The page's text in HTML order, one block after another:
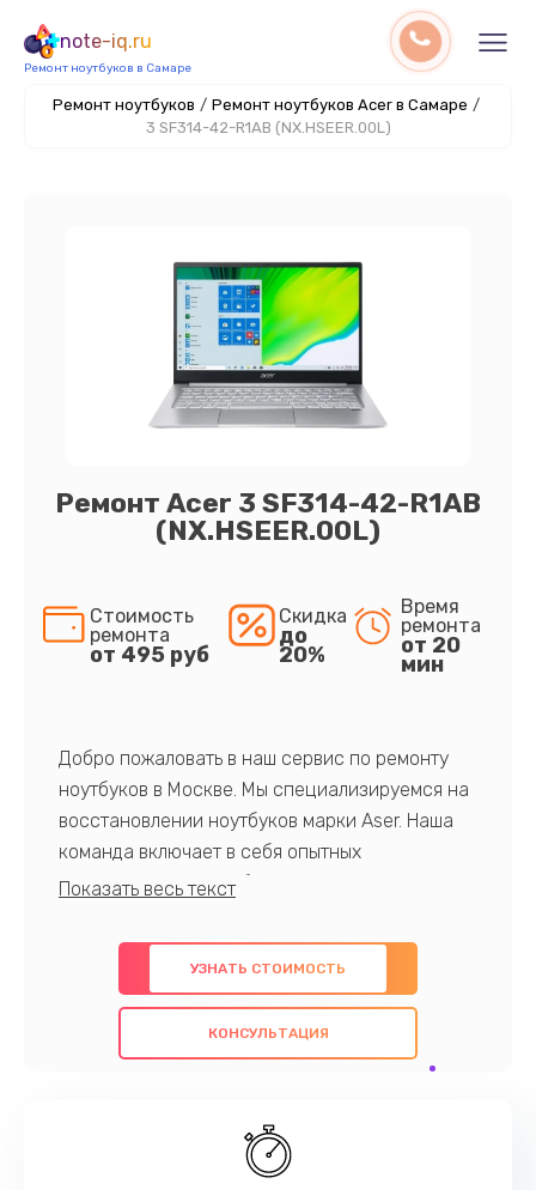
note-iq.ru
Ремонт ноутбуков в Самаре
Ремонт ноутбуков / Ремонт ноутбуков Acer в Самаре /
3 SF314-42-R1AB (NX.HSEER.00L)
Ремонт Acer 3 SF314-42-R1AB
(NX.HSEER.00L)
Стоимость
ремонта
от 495 руб
Скидка
до
20%
Время
ремонта
от 20
мин
Добро пожаловать в наш сервис по ремонту
ноутбуков в Москве. Мы специализируемся на
восстановлении ноутбуков марки Aser. Наша
команда включает в себя опытных
профессионалов с обширными знаниями и
предлагаем быстрый и качественный ремонт с
использованием оригинальных компонентов, а
также гарантируем качество всех
проведенных работ. Наша цель - предоставить
наилучшим образом. Не медлите записаться на
УЗНАТЬ СТОИМОСТЬ
КОНСУЛЬТАЦИЯ